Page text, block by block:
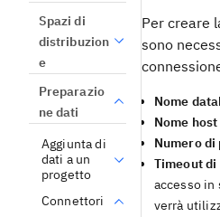
Spazi di
distribuzion
e
Preparazio
ne dati
Aggiunta di
dati a un
progetto
Connettori
Per creare
sono
Nome
Nome host
Numero di
Timeout di
accesso in
verrà